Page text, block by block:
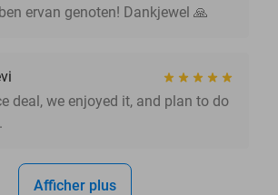
ervan genoten! Dankjewel 🙏
deal, we enjoyed it, and plan to do
Afficher plus